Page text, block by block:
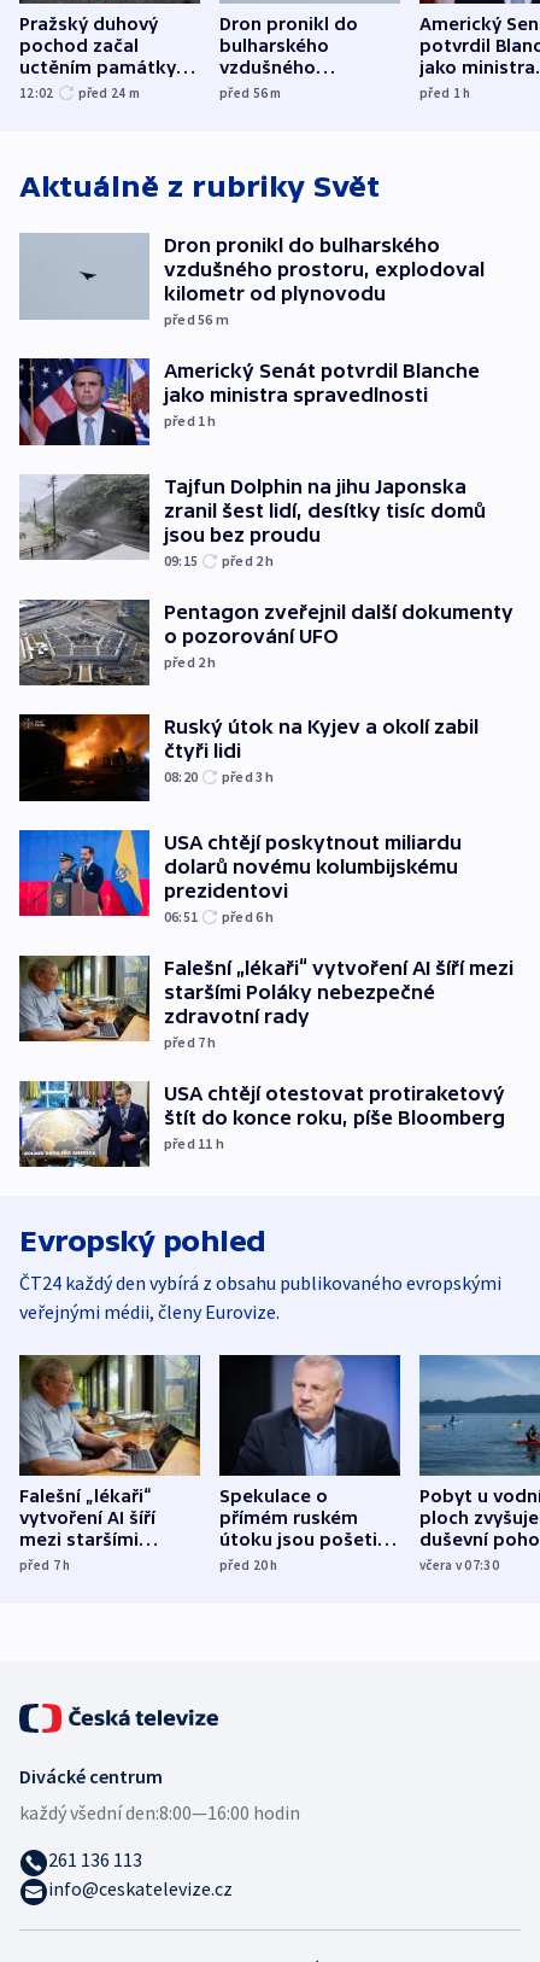
Pražský duhový
pochod začal
uctěním památky
obětí berlínského
12:02 před 24 m
Dron pronikl do
bulharského
vzdušného
prostoru,
před 56m
Americký
potvrdil
jako ministra
před 1h
Aktuálně z rubriky Svět
Dron pronikl do bulharského
vzdušného prostoru, explodoval
kilometr od plynovodu
před 56 m
Americký Senát potvrdil Blanche
jako ministra spravedlnosti
před 1h
Tajfun Dolphin na jihu Japonska
zranil šest lidí, desítky tisíc domů
jsou bez proudu
09:15 před 2h
Pentagon zveřejnil další dokumenty
o pozorování UFO
před 2h
Ruský útok na Kyjev a okolí zabil
čtyři lidi
08:20 před 3h
USA chtějí poskytnout miliardu
dolarů novému kolumbijskému
prezidentovi
06:51 před 6h
Falešní „lékaři“ vytvoření AI šíří mezi
staršími Poláky nebezpečné
zdravotní rady
před 7h
USA chtějí otestovat protiraketový
štít do konce roku, píše Bloomberg
před 11 h
Evropský pohled
ČT24 každý den vybírá z obsahu publikovaného evropskými
veřejnými médii, členy Eurovize.
Falešní „lékaři“
vytvoření AI šíří
mezi staršími
Poláky nebezpečné
před 7h
Spekulace o
přímém ruském
útoku jsou pošetilé,
míní estonský
před 20h
Pobyt u
ploch zvyšuje
duševní
ukázala
včera v 07:30
Divácké centrum
každý všední den:8:00—16:00 hodin
261 136 113
info@ceskatelevize.cz